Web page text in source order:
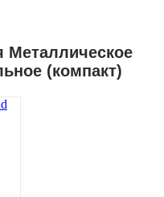
Металлическое
(компакт)